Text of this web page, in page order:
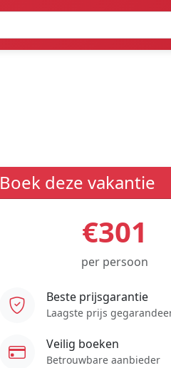
Boek deze vakantie
€301
per persoon
Beste prijsgarantie
Laagste prijs
Veilig boeken
Betrouwbare aanbieder